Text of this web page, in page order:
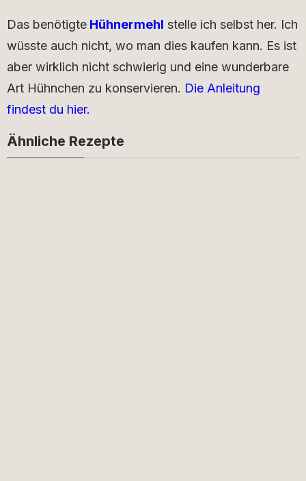
Das benötigte Hühnermehl stelle ich selbst her. Ich
wüsste auch nicht, wo man dies kaufen kann. Es ist
aber wirklich nicht schwierig und eine wunderbare
Art Hühnchen zu konservieren. Die Anleitung
findest du hier.
Ähnliche Rezepte